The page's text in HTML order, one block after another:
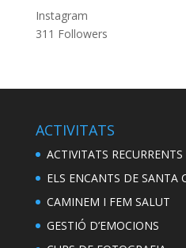
Instagram
311 Followers
ACTIVITATS
ACTIVITATS RECURRENTS
ELS ENCANTS DE SANTA
CAMINEM I FEM SALUT
GESTIÓ D’EMOCIONS